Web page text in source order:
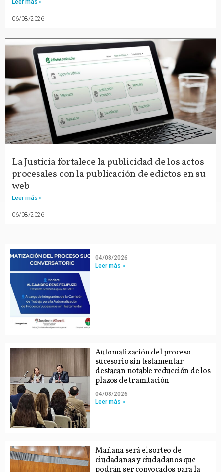
Leer más »
06/08/2026
La Justicia fortalece la publicidad de los actos
procesales con la publicación de edictos en su
web
Leer más »
06/08/2026
04/08/2026
Leer más »
Automatización del proceso
sucesorio sin testamentar:
destacan notable reducción de los
plazos de tramitación
04/08/2026
Leer más »
Mañana será el sorteo de
ciudadanas y ciudadanos que
podrán ser convocados para la